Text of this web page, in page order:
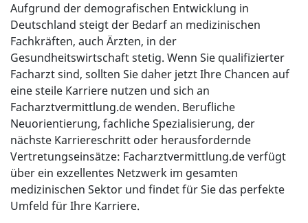
Aufgrund der demografischen Entwicklung in
Deutschland steigt der Bedarf an medizinischen
Fachkräften, auch Ärzten, in der
Gesundheitswirtschaft stetig. Wenn Sie qualifizierter
Facharzt sind, sollten Sie daher jetzt Ihre Chancen auf
eine steile Karriere nutzen und sich an
Facharztvermittlung.de wenden. Berufliche
Neuorientierung, fachliche Spezialisierung, der
nächste Karriereschritt oder herausfordernde
Vertretungseinsätze: Facharztvermittlung.de verfügt
über ein exzellentes Netzwerk im gesamten
medizinischen Sektor und findet für Sie das perfekte
Umfeld für Ihre Karriere.